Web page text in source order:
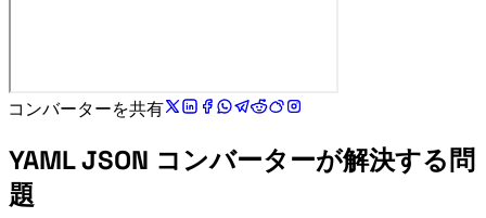
YAML JSON コンバーターを共有:
YAML JSON コンバーターが解決する問
題